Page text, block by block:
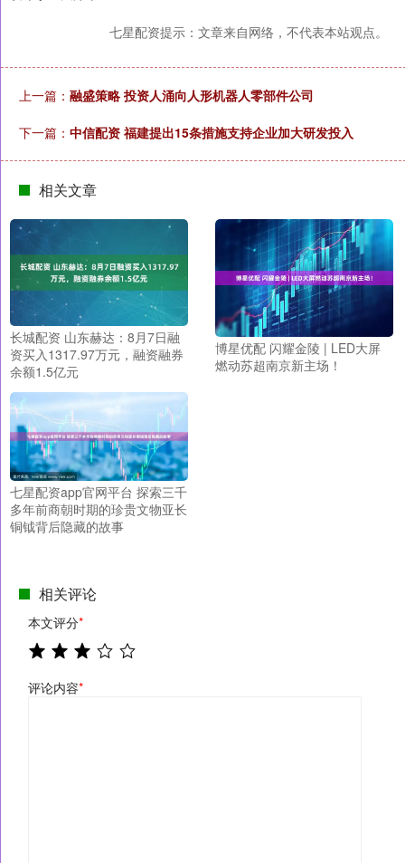
七星配资提示：文章来自网络，不代表本站观点。
上一篇： 融盛策略 投资人涌向人形机器人零部件公司
下一篇： 中信配资 福建提出15条措施支持企业加大研发投入
相关文章
长城配资 山东赫达：8月7日融
资买入1317.97万元，融资融券
余额1.5亿元
博星优配 闪耀金陵 | LED大屏
燃动苏超南京新主场！
七星配资app官网平台 探索三千
多年前商朝时期的珍贵文物亚长
铜钺背后隐藏的故事
相关评论
本文评分*
评论内容*